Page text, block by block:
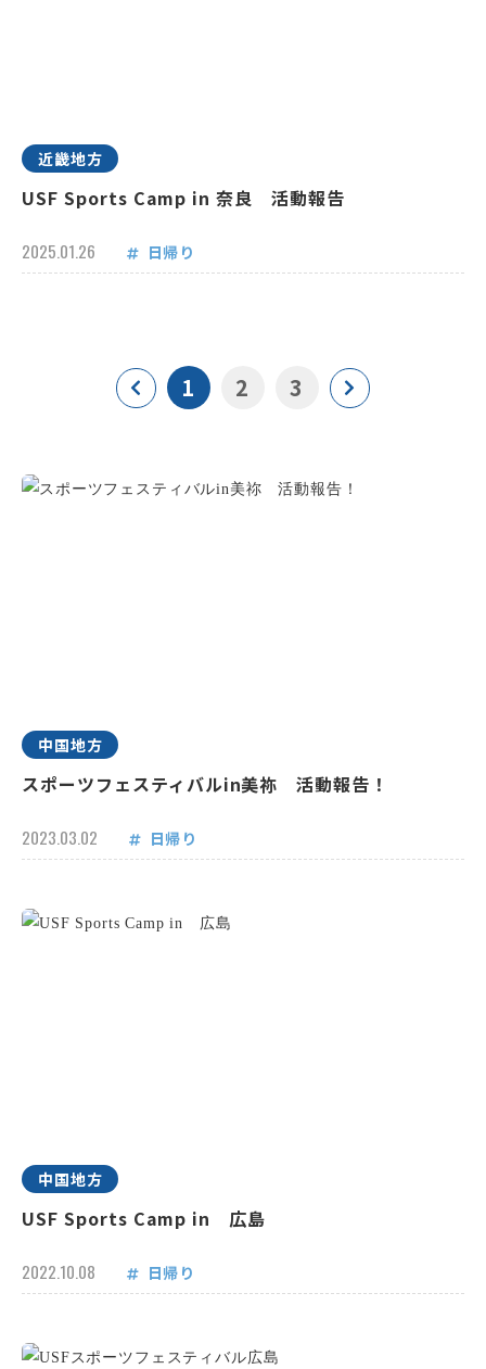
近畿地方
USF Sports Camp in 奈良 活動報告
2025.01.26 日帰り
1 2 3
中国地方
スポーツフェスティバルin美祢 活動報告！
2023.03.02 日帰り
中国地方
USF Sports Camp in 広島
2022.10.08 日帰り